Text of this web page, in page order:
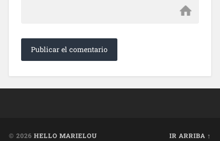
© 2026 HELLO MARIELOU IR ARRIBA ↑